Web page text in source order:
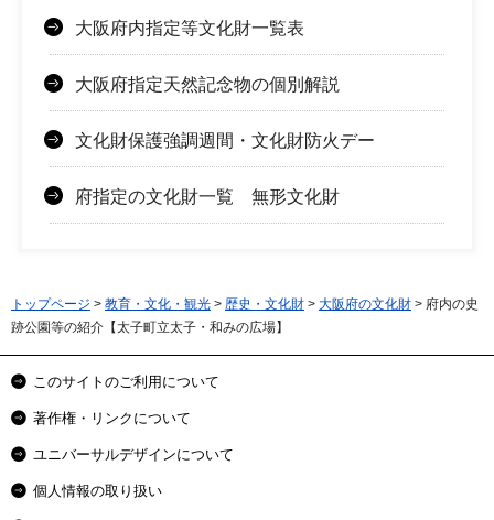
大阪府内指定等文化財一覧表
大阪府指定天然記念物の個別解説
文化財保護強調週間・文化財防火デー
府指定の文化財一覧 無形文化財
トップページ > 教育・文化・観光 > 歴史・文化財 > 大阪府の文化財 > 府内の史
跡公園等の紹介【太子町立太子・和みの広場】
このサイトのご利用について
著作権・リンクについて
ユニバーサルデザインについて
個人情報の取り扱い